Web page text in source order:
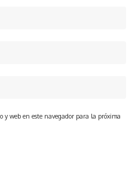
y web en este navegador para la próxima